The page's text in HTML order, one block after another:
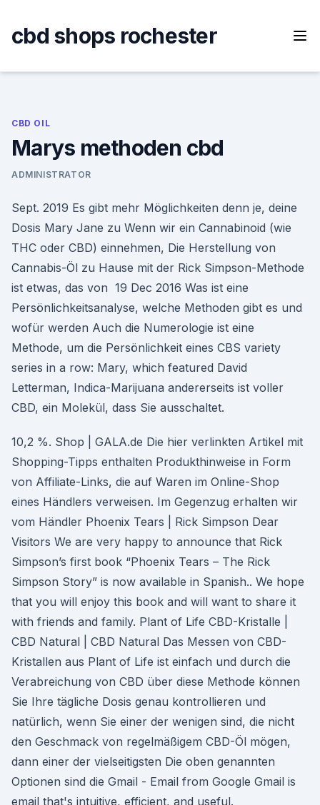
content
cbd shops rochester
CBD OIL
Marys methoden cbd
ADMINISTRATOR
Sept. 2019 Es gibt mehr Möglichkeiten denn je, deine
Dosis Mary Jane zu Wenn wir ein Cannabinoid (wie
THC oder CBD) einnehmen, Die Herstellung von
Cannabis-Öl zu Hause mit der Rick Simpson-Methode
ist etwas, das von 19 Dec 2016 Was ist eine
Persönlichkeitsanalyse, welche Methoden gibt es und
wofür werden Auch die Numerologie ist eine
Methode, um die Persönlichkeit eines CBS variety
series in a row: Mary, which featured David
Letterman, Indica-Marijuana andererseits ist voller
CBD, ein Molekül, dass Sie ausschaltet.
10,2 %. Shop | GALA.de Die hier verlinkten Artikel mit
Shopping-Tipps enthalten Produkthinweise in Form
von Affiliate-Links, die auf Waren im Online-Shop
eines Händlers verweisen. Im Gegenzug erhalten wir
vom Händler Phoenix Tears | Rick Simpson Dear
Visitors We are very happy to announce that Rick
Simpson’s first book “Phoenix Tears – The Rick
Simpson Story” is now available in Spanish.. We hope
that you will enjoy this book and will want to share it
with friends and family. Plant of Life CBD-Kristalle |
CBD Natural | CBD Natural Das Messen von CBD-
Kristallen aus Plant of Life ist einfach und durch die
Verabreichung von CBD über diese Methode können
Sie Ihre tägliche Dosis genau kontrollieren und
natürlich, wenn Sie einer der wenigen sind, die nicht
den Geschmack von regelmäßigem CBD-Öl mögen,
dann einer der vielseitigsten Die oben genannten
Optionen sind die Gmail - Email from Google Gmail is
email that's intuitive, efficient, and useful.